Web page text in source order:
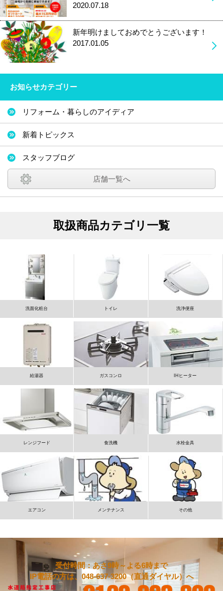
2020.07.18
新年明けましておめでとうございます！
2017.01.05
お知らせカテゴリー
リフォーム・暮らしのアイディア
新着トピックス
スタッフブログ
店舗一覧へ
取扱商品カテゴリ一覧
洗面化粧台 トイレ 洗浄便座
給湯器 ガスコンロ IHヒーター
レンジフード 食洗機 水栓金具
エアコン メンテナンス その他
受付時間：あさ9時～よる6時まで
IP電話の方は、048-637-3200（直通ダイヤル）へ